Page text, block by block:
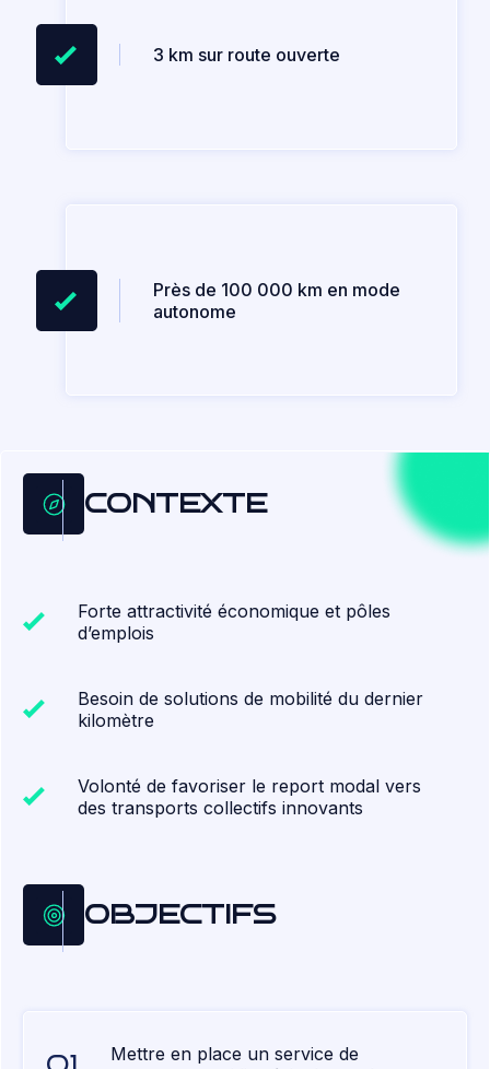
3 km sur route ouverte
Près de 100 000 km en mode
autonome
CONTEXTE
Forte attractivité économique et pôles
d’emplois
Besoin de solutions de mobilité du dernier
kilomètre
Volonté de favoriser le report modal vers
des transports collectifs innovants
OBJECTIFS
Mettre en place un service de